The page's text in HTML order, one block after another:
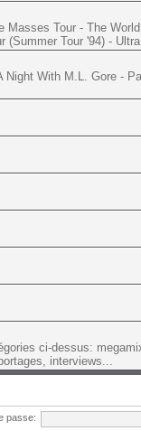
Masses Tour - The
(Summer Tour '94) -
Night With M.L. Gore -
ci-dessus:
interviews...
passe: